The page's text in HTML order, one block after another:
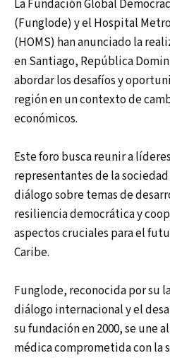
La Fundación Global
(Funglode) y el Hospital
(HOMS) han anunciado la
en Santiago, República
abordar los desafíos y
región en un contexto de
económicos.
Este foro busca reunir a
representantes de la
diálogo sobre temas de
resiliencia democrática y
aspectos cruciales para el
Caribe.
Funglode, reconocida por su
diálogo internacional y el
su fundación en 2000, se une
médica comprometida con la